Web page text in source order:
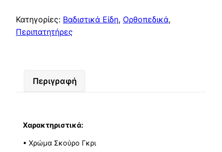
Κατηγορίες: Βαδιστικά Είδη, Ορθοπεδικά,
Περιπατητήρες
Περιγραφή
Xαρακτηριστικά:
• Χρώμα Σκούρο Γκρι